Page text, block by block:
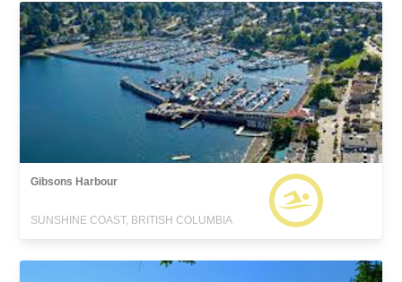
Gibsons Harbour
SUNSHINE COAST, BRITISH COLUMBIA